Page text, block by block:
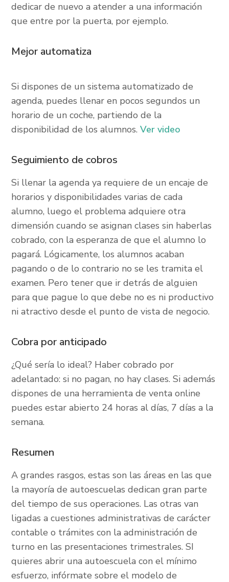
dedicar de nuevo a atender a una información
que entre por la puerta, por ejemplo.
Mejor automatiza
Si dispones de un sistema automatizado de
agenda, puedes llenar en pocos segundos un
horario de un coche, partiendo de la
disponibilidad de los alumnos.Ver video
Seguimiento de cobros
Si llenar la agenda ya requiere de un encaje de
horarios y disponibilidades varias de cada
alumno, luego el problema adquiere otra
dimensión cuando se asignan clases sin haberlas
cobrado, con la esperanza de que el alumno lo
pagará. Lógicamente, los alumnos acaban
pagando o de lo contrario no se les tramita el
examen. Pero tener que ir detrás de alguien
para que pague lo que debe no es ni productivo
ni atractivo desde el punto de vista de negocio.
Cobra por anticipado
¿Qué sería lo ideal? Haber cobrado por
adelantado: si no pagan, no hay clases. Si además
dispones de una herramienta de venta online
puedes estar abierto 24 horas al días, 7 días a la
semana.
Resumen
A grandes rasgos, estas son las áreas en las que
la mayoría de autoescuelas dedican gran parte
del tiempo de sus operaciones. Las otras van
ligadas a cuestiones administrativas de carácter
contable o trámites con la administración de
turno en las presentaciones trimestrales. SI
quieres abrir una autoescuela con el mínimo
esfuerzo, infórmate sobre el modelo de